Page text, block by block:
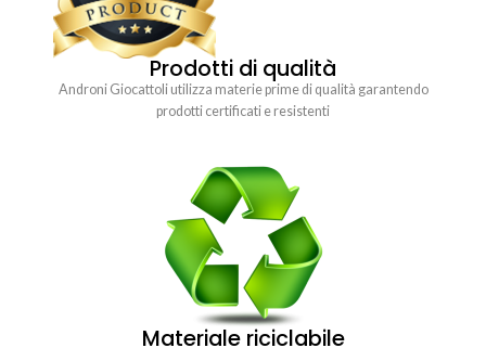
Prodotti di qualità
Androni Giocattoli utilizza materie prime di qualità garantendo
prodotti certificati e resistenti
Materiale riciclabile